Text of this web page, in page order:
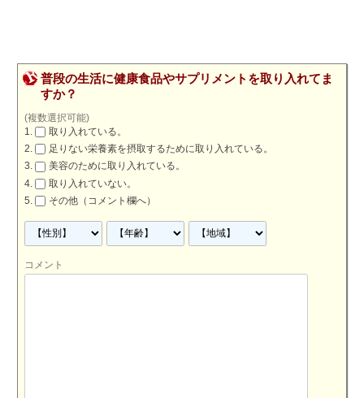
普段の生活に健康食品やサプリメントを取り入れてま
すか？
(複数選択可能)
取り入れている。
足りない栄養素を摂取するために取り入れている。
美容のために取り入れている。
取り入れていない。
その他（コメント欄へ）
コメント